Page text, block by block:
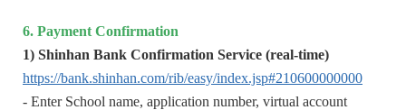
6. Payment Confirmation
1) Shinhan Bank Confirmation Service (real-time)
https://bank.shinhan.com/rib/easy/index.jsp#210600000000
- Enter School name, application number, virtual account